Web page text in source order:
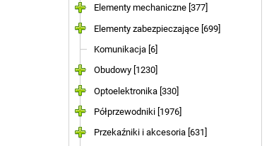
Elementy mechaniczne [377]
Elementy zabezpieczające [699]
Komunikacja [6]
Obudowy [1230]
Optoelektronika [330]
Półprzewodniki [1976]
Przekaźniki i akcesoria [631]